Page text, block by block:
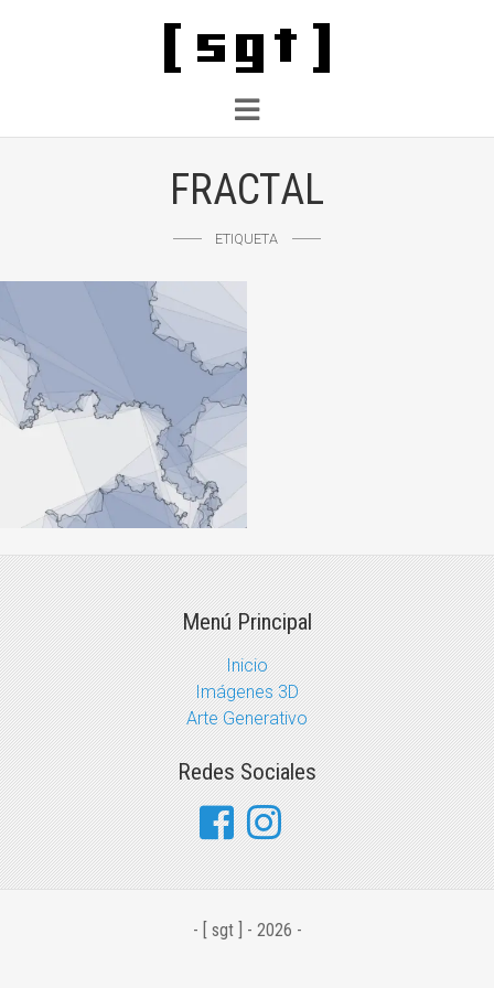
FRACTAL
ETIQUETA
Menú Principal
Inicio
Imágenes 3D
Arte Generativo
Redes Sociales
- [ sgt ] - 2026 -